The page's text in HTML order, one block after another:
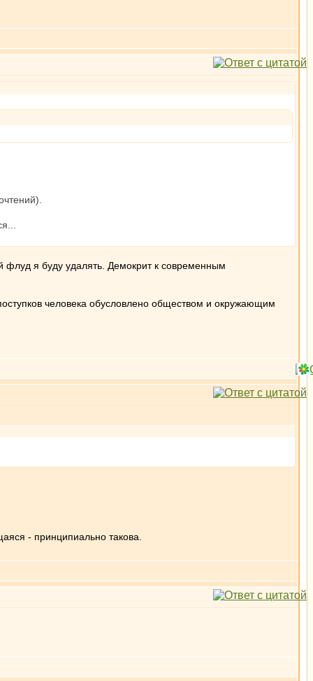
флуд я буду удалять. Демокрит к современным
человека обусловлено обществом и окружающим
- принципиально такова.